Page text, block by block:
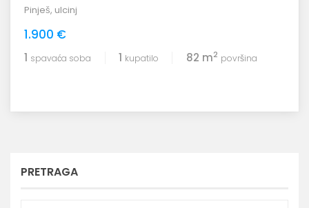
Pinješ, ulcinj
1.900 €
1 spavaća soba 1 kupatilo 82 m2 površina
PRETRAGA